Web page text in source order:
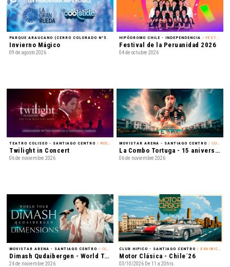
PARQUE ARAUCANO (CERRO COLORADO N°5435) - LAS CONDES / FAMILIA
Invierno Mágico
09 de agosto 2026
HIPÓDROMO CHILE - INDEPENDENCIA / FESTIVAL
Festival de la Peruanidad 2026
04 de octubre 2026
TEATRO COLISEO - SANTIAGO CENTRO / ROCK ALTERNATIVO
Twilight in Concert
06 de noviembre 2026
MOVISTAR ARENA - SANTIAGO CENTRO / CUMBIA
La Combo Tortuga - 15 aniversario
06 de noviembre 2026
MOVISTAR ARENA - SANTIAGO CENTRO / CLASSICAL CROSSOVER
Dimash Qudaibergen - World Tour: Dimensions
24 de noviembre 2026
CLUB HIPICO - SANTIAGO CENTRO / EXHIBICIÓN
Motor Clásica - Chile´26
03/10/2026 De 11 a 20hrs